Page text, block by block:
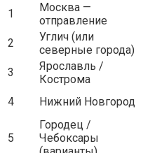
1
Москва —
отправление
2
Углич (или
северные города)
3
Ярославль /
Кострома
4
Нижний Новгород
5
Городец /
Чебоксары